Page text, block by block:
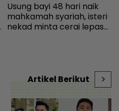
Usung bayi 48 hari naik
mahkamah syariah, isteri
nekad minta cerai lepas
Artikel Berikut